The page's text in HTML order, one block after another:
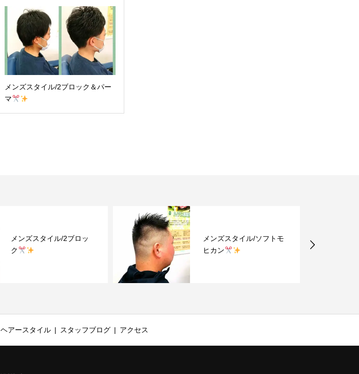
メンズスタイル/2ブロック＆パー
マ
メンズスタイル/2ブロッ
ク
メンズスタイル/ソフトモ
ヒカン
ヘアースタイル スタッフブログ アクセス